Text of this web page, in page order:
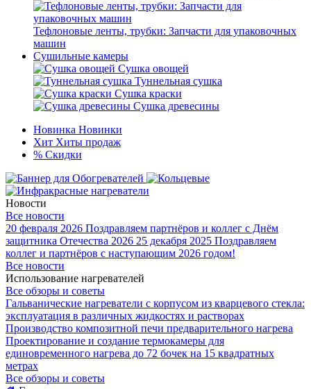
Тефлоновые ленты, трубки: Запчасти для упаковочных
машин
Сушильные камеры
Сушка овощей
Туннельная сушка
Сушка краски
Сушка древесины
Новинка Новинки
Хит Хиты продаж
% Скидки
Новости
Все новости
20 февраля 2026 Поздравляем партнёров и коллег с Днём
защитника Отечества 2026 25 декабря 2025 Поздравляем
коллег и партнёров с наступающим 2026 годом!
Все новости
Использование нагревателей
Все обзоры и советы
Гальванические нагреватели с корпусом из кварцевого стекла:
эксплуатация в различных жидкостях и растворах
Производство композитной печи предварительного нагрева
Проектирование и создание термокамеры для
единовременного нагрева до 72 бочек на 15 квадратных
метрах
Все обзоры и советы